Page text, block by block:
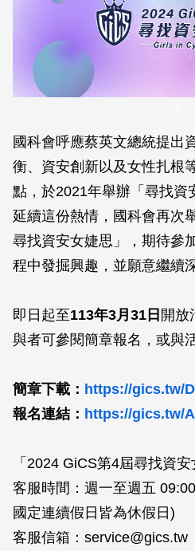
國科會呼應蔡英文總統提出
衡、資安創新以及女性扎根
點，於2021年舉辦「尋找資
延續這份熱情，國科會再次
尋找資安女婕思」，期待參
程中發掘興趣，並願意繼續
即日起至113年3月31日 開放
與者可參閱簡章報名，或與
簡章下載： https://gics.tw/
報名連結： https://gics.tw/
「2024 GiCS第4屆尋找資
客服時間：週一至週五
國定連續假日皆為休假日)
客服信箱：service@gics.tw